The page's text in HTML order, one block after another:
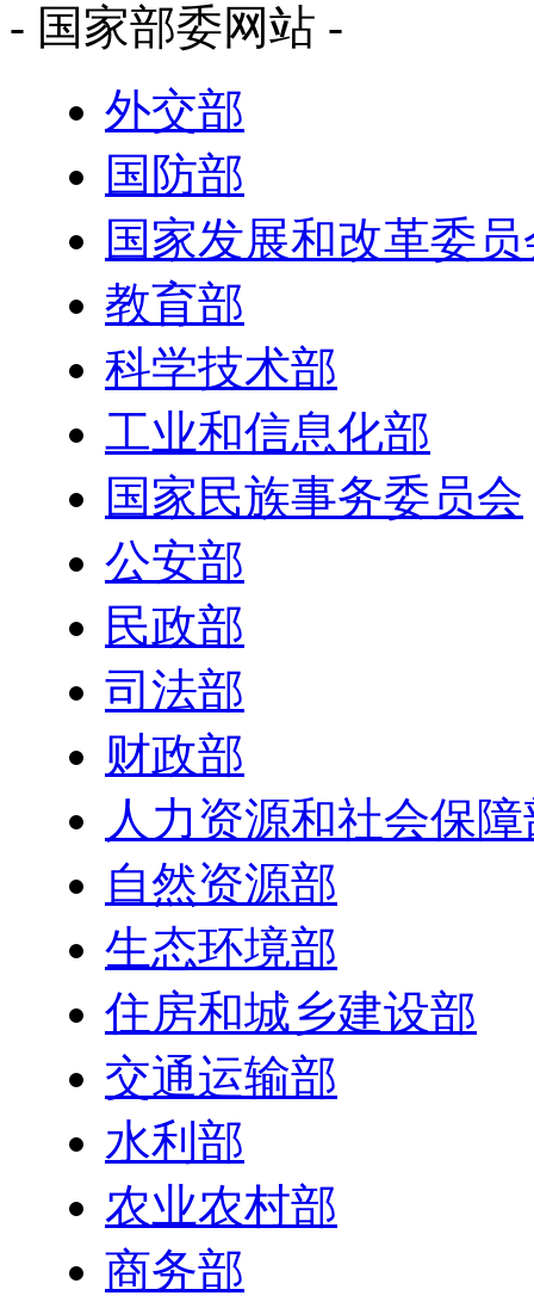
- 国家部委网站 -
外交部
国防部
国家发展和改革委
教育部
科学技术部
工业和信息化部
国家民族事务委员会
公安部
民政部
司法部
财政部
人力资源和社会保
自然资源部
生态环境部
住房和城乡建设部
交通运输部
水利部
农业农村部
商务部